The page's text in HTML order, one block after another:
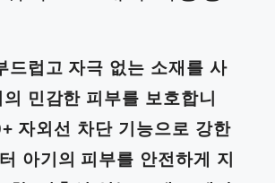
드럽고 자극 없는 소재를 사
민감한 피부를 보호합니
자외선 차단 기능으로 강한
아기의 피부를 안전하게 지